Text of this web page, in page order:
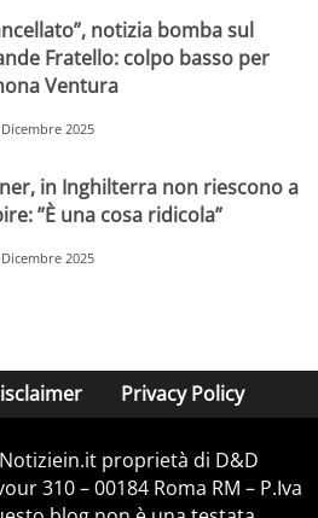
notizia bomba sul
Fratello: colpo basso per
Ventura
Dicembre 2025
in Inghilterra non riescono a
”È una cosa ridicola”
Dicembre 2025
Privacy Policy
proprietà di D&D
310 – 00184 Roma RM – P.Iva